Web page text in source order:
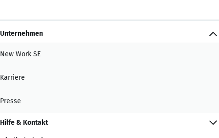
Unternehmen
New Work SE
Karriere
Presse
Hilfe & Kontakt